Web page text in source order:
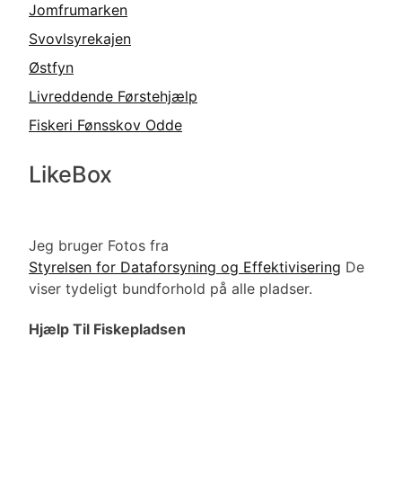
Jomfrumarken
Svovlsyrekajen
Østfyn
Livreddende Førstehjælp
Fiskeri Fønsskov Odde
LikeBox
Jeg bruger Fotos fra
Styrelsen for Dataforsyning og Effektivisering De
viser tydeligt bundforhold på alle pladser.
Hjælp Til Fiskepladsen